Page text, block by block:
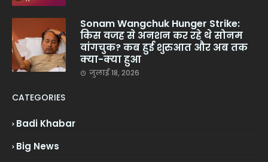
Sonam Wangchuk Hunger Strike:
किस वजह से अनशन कर रहे थे सोनम
वांगचुक? कब हुई शुरुआत और अब तक
क्या-क्या हुआ
जुलाई 18, 2026
CATEGORIES
Badi Khabar
Big News